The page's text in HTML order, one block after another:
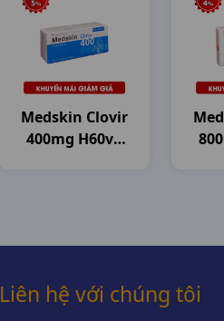
Medskin Clovir
400mg H60vn
Liên hệ với chúng tôi